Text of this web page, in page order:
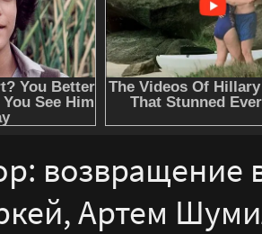
возвращение
Артем